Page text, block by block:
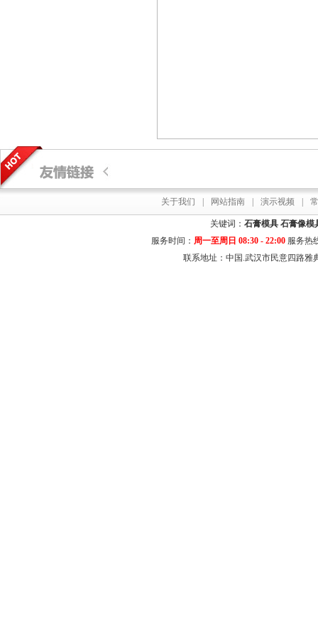
关于我们 网站指南 演示视频
关键词： 石膏模具 石膏像模
服务时间： 周一至周日 08:30 - 22:00服务热
联系地址：中国.武汉市民意四路雅